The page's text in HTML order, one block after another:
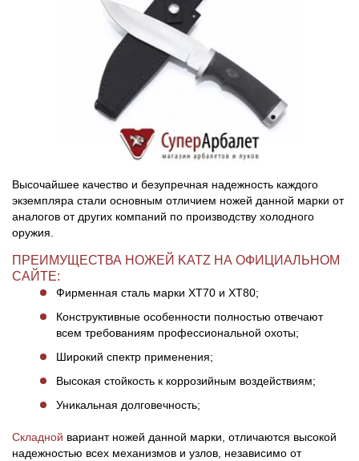
Высочайшее качество и безупречная надежность каждого
экземпляра стали основным отличием ножей данной марки от
аналогов от других компаний по производству холодного
оружия.
ПРЕИМУЩЕСТВА НОЖЕЙ KATZ НА ОФИЦИАЛЬНОМ
САЙТЕ:
Фирменная сталь марки ХТ70 и ХТ80;
Конструктивные особенности полностью отвечают
всем требованиям профессиональной охоты;
Широкий спектр применения;
Высокая стойкость к коррозийным воздействиям;
Уникальная долговечность;
Складной вариант ножей данной марки, отличаются высокой
надежностью всех механизмов и узлов, независимо от